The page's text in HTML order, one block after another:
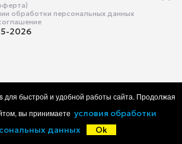
обработки персональных данных
2026
Корзина Избранное
для быстрой и удобной работы сайта. Продолжая
вы принимаете условия обработки
данных
Ok